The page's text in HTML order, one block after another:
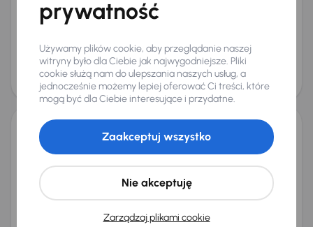
Salon Polska
+8 kolejnych
Miesięczna rata
od 435 zł 69 000 zł
Cena
73 000 zł
Škoda Octavia
177 895 kmAutomatDiesel2.0 TDI110 kW
2.0 TDI
Miesięczna rata
od 399 zł
Cena promocyjna
63 000 zł
prywatność
Używamy plików cookie, aby przeglądanie naszej
witryny było dla Ciebie jak najwygodniejsze. Pliki
cookie służą nam do ulepszania naszych usług, a
jednocześnie możemy lepiej oferować Ci treści, które
mogą być dla Ciebie interesujące i przydatne.
Zarządzaj plikami cookie
Nie akceptuję
Zaakceptuj wszystko